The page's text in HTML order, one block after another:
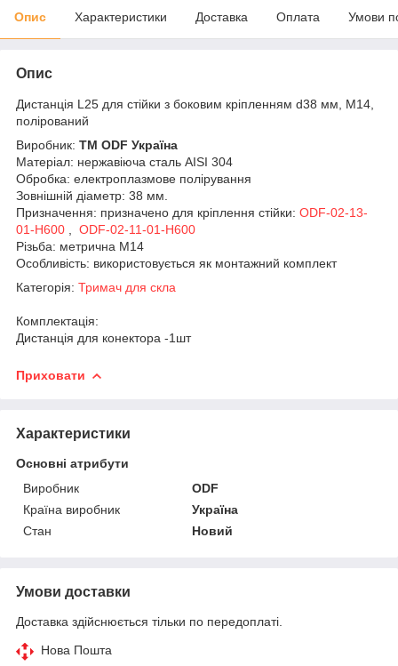
Опис Характеристики Доставка Оплата Умови
Опис
Дистанція L25 для стійки з боковим кріпленням d38 мм, M14,
полірований
Виробник: ТМ ODF Україна
Матеріал: нержавіюча сталь AISI 304
Обробка: електроплазмове полірування
Зовнішній діаметр: 38 мм.
Призначення: призначено для кріплення стійки: ODF-02-13-
01-H600
ODF-02-11-01-H600
Різьба: метрична М14
Особливість: використовується як монтажний комплект
Категорія: Тримач для скла
Комплектація:
Дистанція для конектора -1шт
Приховати
Характеристики
Основні атрибути
Виробник
ODF
Країна виробник
Україна
Стан
Новий
Умови доставки
Доставка здійснюється тільки по передоплаті.
Нова Пошта